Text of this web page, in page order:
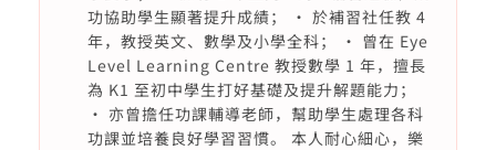
功協助學生顯著提升成績； • 於補習社任教 4
年，教授英文、數學及小學全科； • 曾在 Eye
Level Learning Centre 教授數學 1 年，擅長
為 K1 至初中學生打好基礎及提升解題能力；
• 亦曾擔任功課輔導老師，幫助學生處理各科
功課並培養良好學習習慣。 本人耐心細心，樂